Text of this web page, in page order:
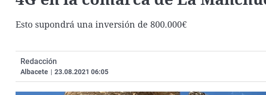
Esto supondrá una inversión de 800.000€
Redacción
Albacete | 23.08.2021 06:05